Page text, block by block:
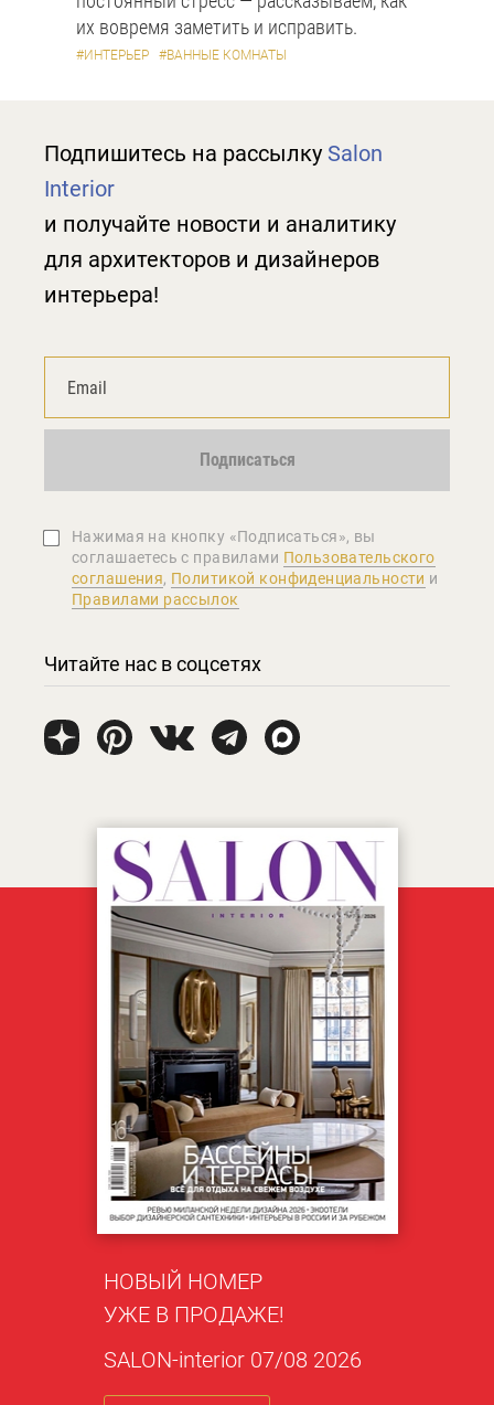
их вовремя заметить и исправить.
#ИНТЕРЬЕР #ВАННЫЕ КОМНАТЫ
Подпишитесь на рассылку Salon
Interior
и получайте новости и аналитику
для архитекторов и дизайнеров
интерьера!
Подписаться
Нажимая на кнопку «Подписаться», вы
соглашаетеcь с правилами Пользовательского
соглашения, Политикой конфиденциальности и
Правилами рассылок
Читайте нас в соцсетях
НОВЫЙ НОМЕР
УЖЕ В ПРОДАЖЕ!
SALON-interior 07/08 2026